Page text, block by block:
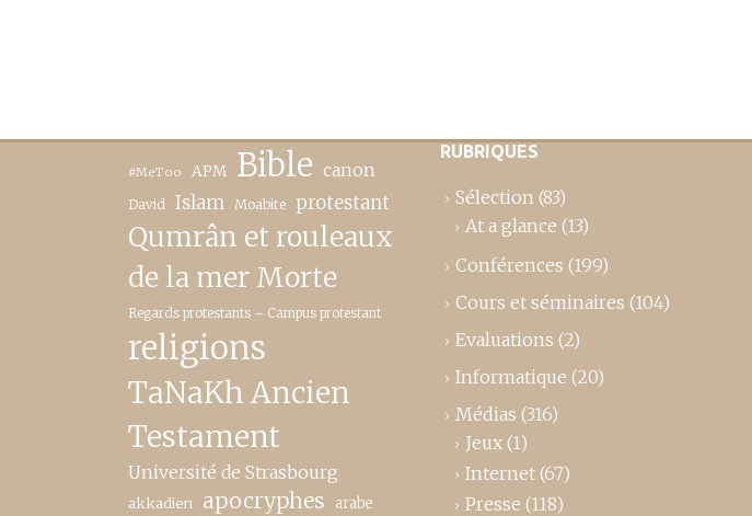
#MeToo APM Bible canon
David Islam Moabite protestant
Qumrân et rouleaux
de la mer Morte
Regards protestants – Campus protestant
religions
TaNaKh Ancien
Testament
Université de Strasbourg
akkadien apocryphes arabe
RUBRIQUES
Sélection (83)
At a glance (13)
Conférences (199)
Cours et séminaires (104)
Evaluations (2)
Informatique (20)
Médias (316)
Jeux (1)
Internet (67)
Presse (118)